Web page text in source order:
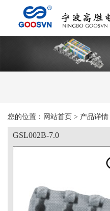
您的位置： 网站首页 > 产品详情
GSL002B-7.0